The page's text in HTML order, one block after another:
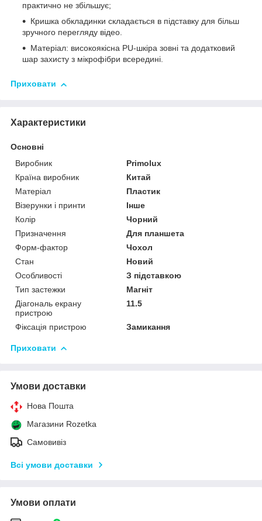
практично не збільшує;
Кришка обкладинки складається в підставку для більш
зручного перегляду відео.
Матеріал: високоякісна PU-шкіра зовні та додатковий
шар захисту з мікрофібри всередині.
Приховати
Характеристики
Основні
Виробник
Primolux
Країна виробник
Китай
Матеріал
Пластик
Візерунки і принти
Інше
Колір
Чорний
Призначення
Для планшета
Форм-фактор
Чохол
Стан
Новий
Особливості
З підставкою
Тип застежки
Магніт
Діагональ екрану
пристрою
11.5
Фіксація пристрою Замикання
Приховати
Умови доставки
Нова Пошта
Магазини Rozetka
Самовивіз
Всі умови доставки
Умови оплати